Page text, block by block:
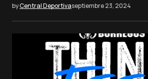
byCentral Deportivaseptiembre 23, 2024